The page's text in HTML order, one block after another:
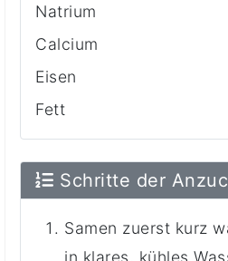
Natrium
Calcium
Eisen
Fett
Schritte der
Samen zuerst kurz
in klares, kühles